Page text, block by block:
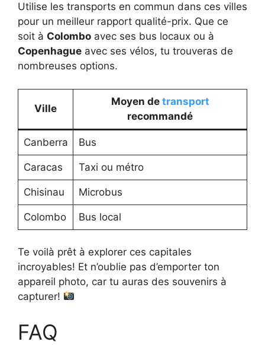
Utilise les transports en commun dans ces villes
pour un meilleur rapport qualité-prix. Que ce
soit à Colombo avec ses bus locaux ou à
Copenhague avec ses vélos, tu trouveras de
nombreuses options.
Ville
Moyen de transport
recommandé
Canberra Bus
Caracas Taxi ou métro
Chisinau Microbus
Colombo Bus local
Te voilà prêt à explorer ces capitales
incroyables! Et n’oublie pas d’emporter ton
appareil photo, car tu auras des souvenirs à
capturer!
FAQ